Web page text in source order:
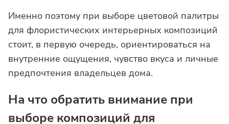
Именно поэтому при выборе цветовой палитры
для флористических интерьерных композиций
стоит, в первую очередь, ориентироваться на
внутренние ощущения, чувство вкуса и личные
предпочтения владельцев дома.
На что обратить внимание при
выборе композиций для